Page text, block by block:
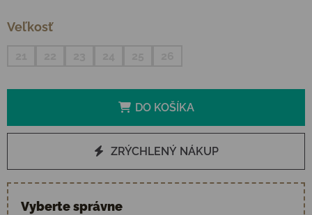
Veľkosť
DO KOŠÍKA
ZRÝCHLENÝ NÁKUP
Vyberte správne